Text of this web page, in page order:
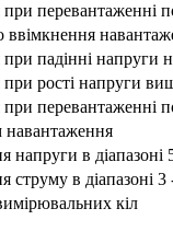
перевантаженні
ввімкнення
падінні напруги
рості напруги
перевантаженні
навантаження
напруги в діапазоні
струму в діапазоні
кіл